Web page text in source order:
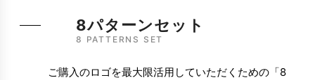
8パターンセット
8 PATTERNS SET
ご購入のロゴを最大限活用していただくための「8